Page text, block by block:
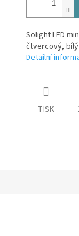
Solight LED
čtvercový, bílý
Detailní
TISK